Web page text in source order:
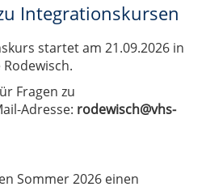
Integrationskursen
startet am 21.09.2026 in
Fragen zu
Adresse: rodewisch@vhs-
Sommer 2026 einen